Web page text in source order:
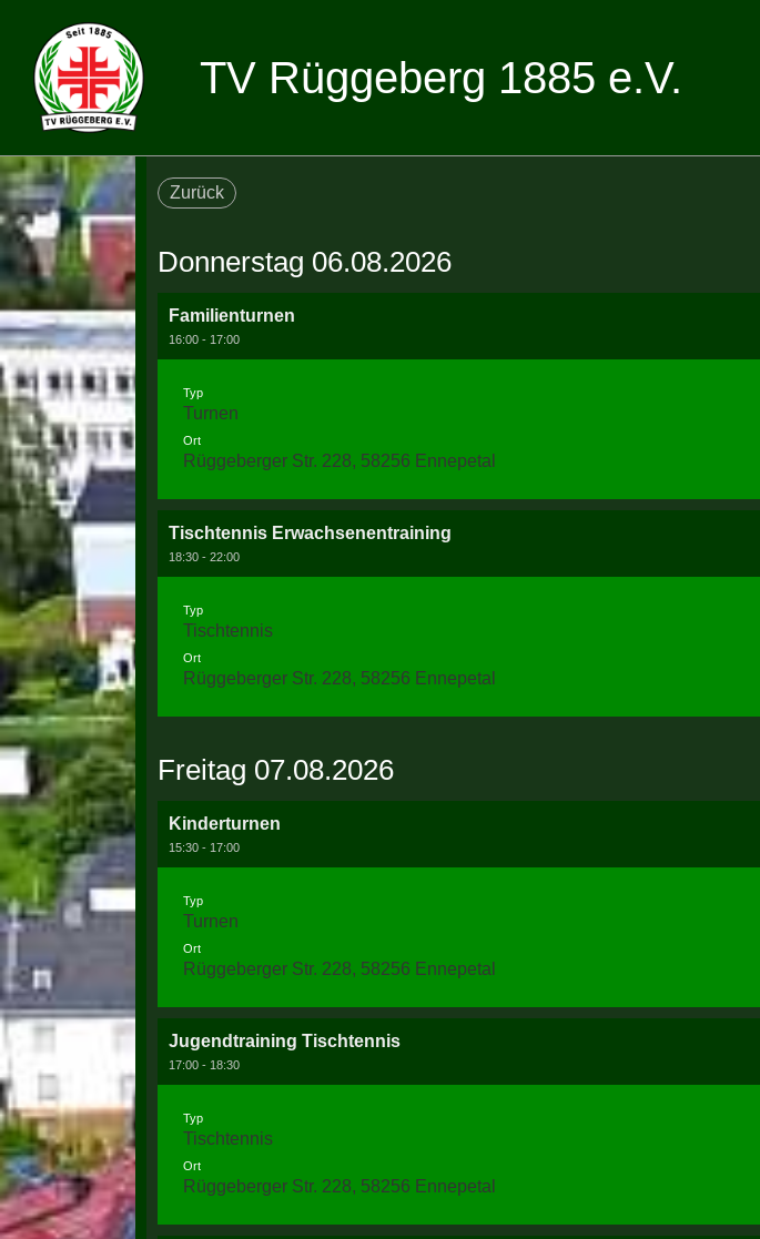
TV Rüggeberg 1885 e.V.
Zurück
Donnerstag 06.08.2026
Familienturnen
16:00 - 17:00
Typ
Turnen
Ort
Rüggeberger Str. 228, 58256 Ennepetal
Tischtennis Erwachsenentraining
18:30 - 22:00
Typ
Tischtennis
Ort
Rüggeberger Str. 228, 58256 Ennepetal
Freitag 07.08.2026
Kinderturnen
15:30 - 17:00
Typ
Turnen
Ort
Rüggeberger Str. 228, 58256 Ennepetal
Jugendtraining Tischtennis
17:00 - 18:30
Typ
Tischtennis
Ort
Rüggeberger Str. 228, 58256 Ennepetal